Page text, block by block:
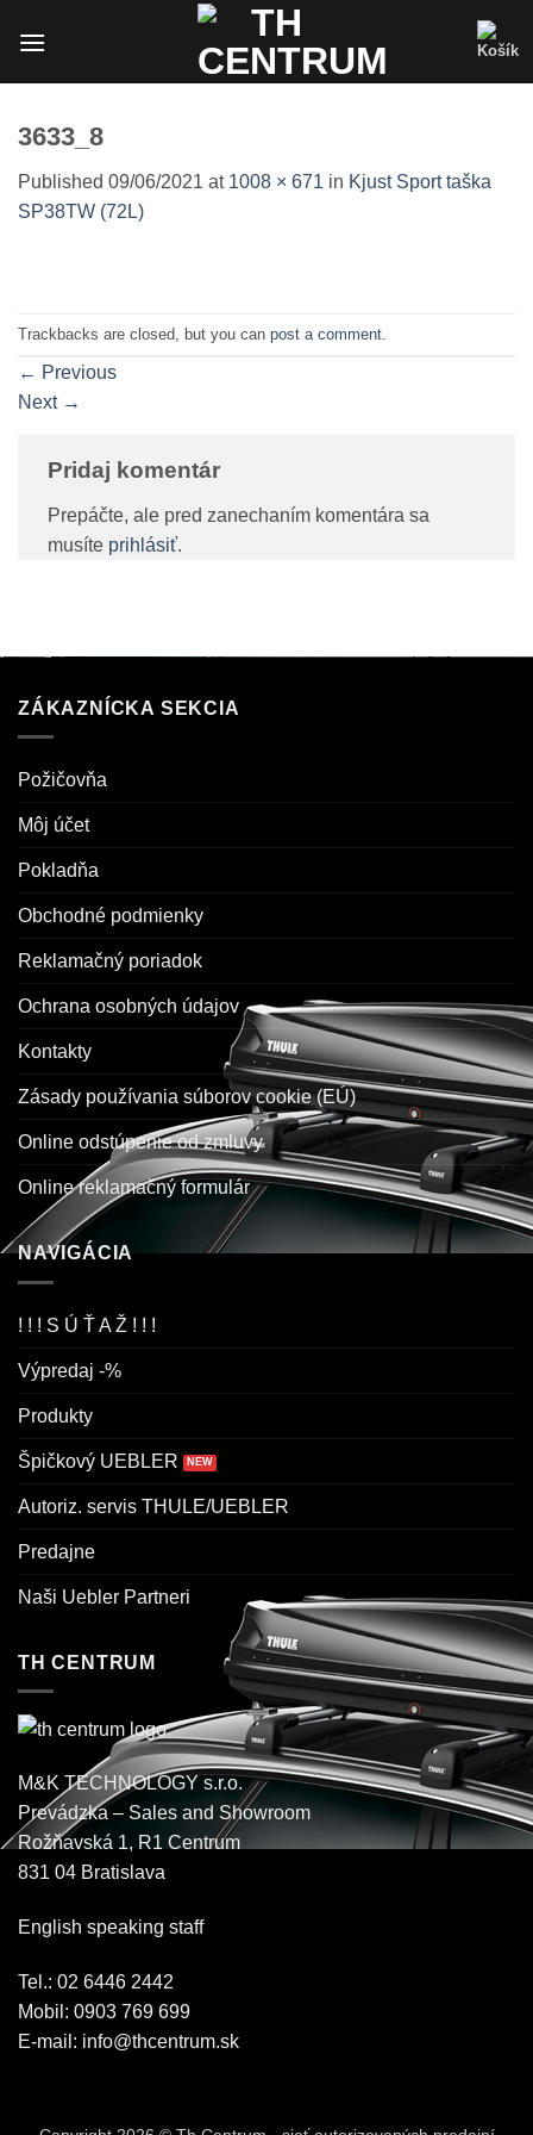
3633_8
Published 09/06/2021 at 1008 × 671 in Kjust Sport taška
SP38TW (72L)
Trackbacks are closed, but you can post a comment
← Previous
Next →
Pridaj komentár
Prepáčte, ale pred zanechaním komentára sa
musíte prihlásiť.
ZÁKAZNÍCKA SEKCIA
Požičovňa
Môj účet
Pokladňa
Obchodné podmienky
Reklamačný poriadok
Ochrana osobných údajov
Kontakty
Zásady používania súborov cookie (EÚ)
Online odstúpenie od zmluvy
Online reklamačný formulár
NAVIGÁCIA
! ! ! S Ú Ť A Ž ! ! !
Výpredaj -%
Produkty
Špičkový UEBLER
Autoriz. servis THULE/UEBLER
Predajne
Naši Uebler Partneri
TH CENTRUM
M&K TECHNOLOGY s.r.o.
Prevádzka – Sales and Showroom
Rožňavská 1, R1 Centrum
831 04 Bratislava
English speaking staff
Tel.: 02 6446 2442
Mobil: 0903 769 699
E-mail: info@thcentrum.sk